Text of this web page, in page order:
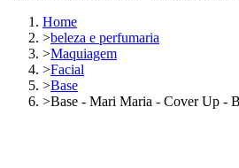
Home
>beleza e perfumaria
>Maquiagem
>Facial
>Base
>Base - Mari Maria - Cover Up -